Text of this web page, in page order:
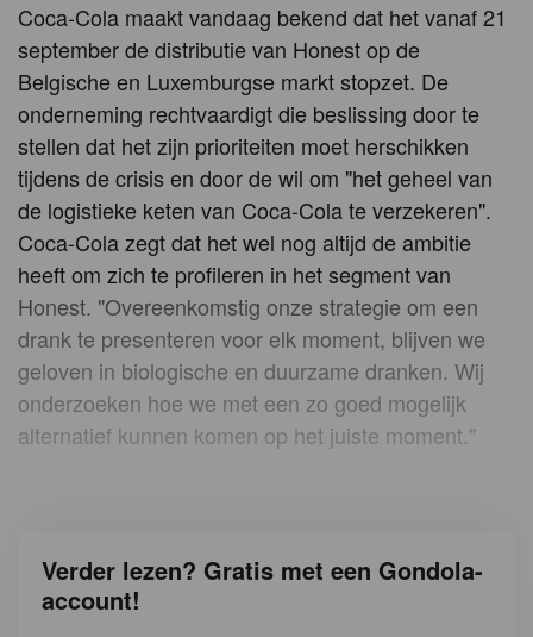
Coca-Cola maakt vandaag bekend dat het vanaf 21
september de distributie van Honest op de
Belgische en Luxemburgse markt stopzet. De
onderneming rechtvaardigt die beslissing door te
stellen dat het zijn prioriteiten moet herschikken
tijdens de crisis en door de wil om "het geheel van
de logistieke keten van Coca-Cola te verzekeren".
Coca-Cola zegt dat het wel nog altijd de ambitie
heeft om zich te profileren in het segment van
Honest. "Overeenkomstig onze strategie om een
drank te presenteren voor elk moment, blijven we
geloven in biologische en duurzame dranken. Wij
onderzoeken hoe we met een zo goed mogelijk
alternatief kunnen komen op het juiste moment."
Verder lezen? Gratis met een Gondola-
account!